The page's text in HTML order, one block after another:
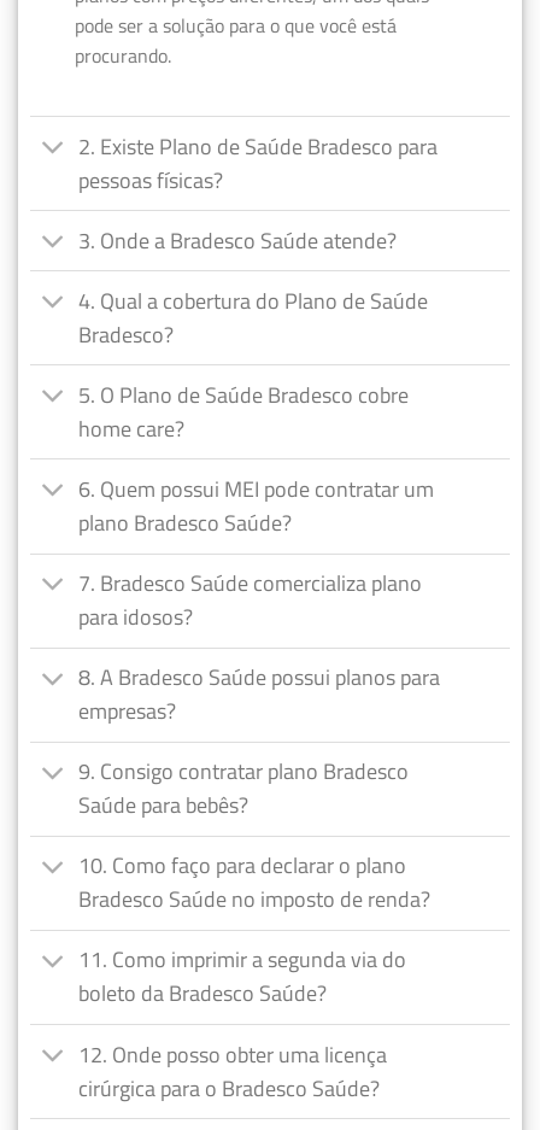
pode ser a solução para o que você está
procurando.
2. Existe Plano de Saúde Bradesco para
pessoas físicas?
3. Onde a Bradesco Saúde atende?
4. Qual a cobertura do Plano de Saúde
Bradesco?
5. O Plano de Saúde Bradesco cobre
home care?
6. Quem possui MEI pode contratar um
plano Bradesco Saúde?
7. Bradesco Saúde comercializa plano
para idosos?
8. A Bradesco Saúde possui planos para
empresas?
9. Consigo contratar plano Bradesco
Saúde para bebês?
10. Como faço para declarar o plano
Bradesco Saúde no imposto de renda?
11. Como imprimir a segunda via do
boleto da Bradesco Saúde?
12. Onde posso obter uma licença
cirúrgica para o Bradesco Saúde?